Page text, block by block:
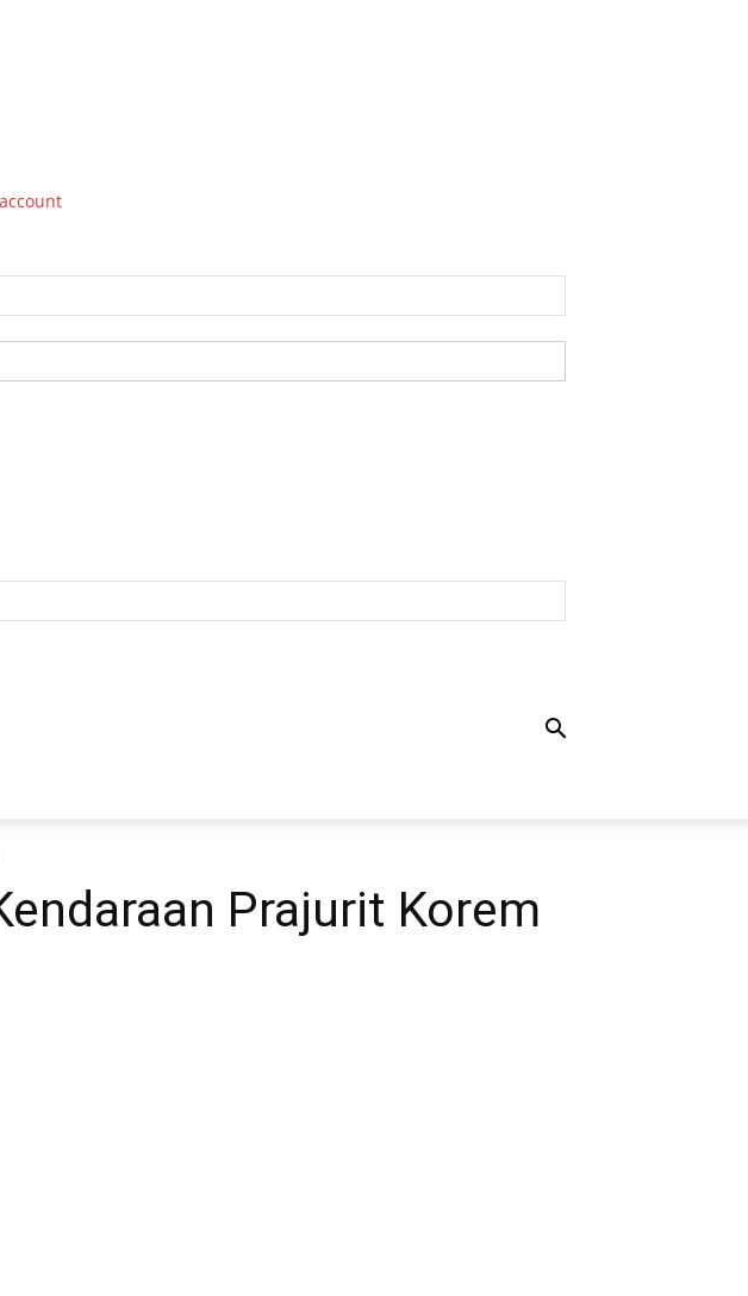
Prajurit Korem